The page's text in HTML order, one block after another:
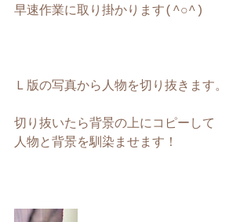
早速作業に取り掛かります(^○^)
Ｌ版の写真から人物を切り抜きます。
切り抜いたら背景の上にコピーして
人物と背景を馴染ませます！